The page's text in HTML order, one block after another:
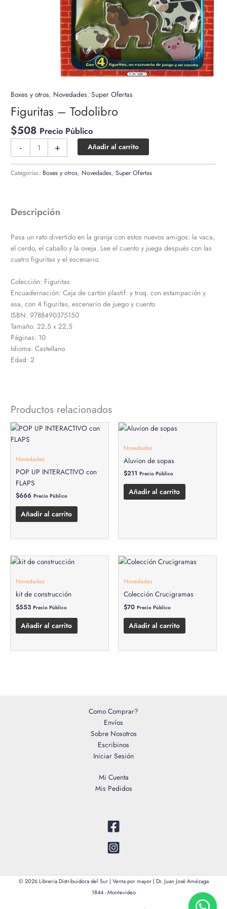
Boxes y otros, Novedades,Super Ofertas
Figuritas – Todolibro
$508 Precio Público
-
-
Todolibro
cantidad
+ Añadir al carrito
Categorías: Boxes y otros, Novedades,Super Ofertas
Descripción
Pasa un rato divertido en la granja con estos nuevos amigos: la vaca,
el cerdo, el caballo y la oveja. Lee el cuento y juega después con las
cuatro figuritas y el escenario.
Colección: Figuritas
Encuadernación: Caja de cartón plastif. y troq. con estampación y
asa, con 4 figuritas, escenario de juego y cuento
ISBN: 9788490375150
Tamaño: 22,5 x 22,5
Páginas: 10
Idioma: Castellano
Edad: 2
Productos relacionados
Novedades
POP UP INTERACTIVO con
FLAPS
$666 Precio Público
Añadir al carrito
Novedades
Aluvion de sopas
$211 Precio Público
Añadir al carrito
Novedades
kit de construcción
$553 Precio Público
Añadir al carrito
Novedades
Colección Crucigramas
$70 Precio Público
Añadir al carrito
Como Comprar?
Envíos
Sobre Nosotros
Escribinos
Iniciar Sesión
Mi Cuenta
Mis Pedidos
© 2026 Libreria Distribuidora del Sur | Venta por mayor | Dr. Juan José Amézaga
1844 - Montevideo